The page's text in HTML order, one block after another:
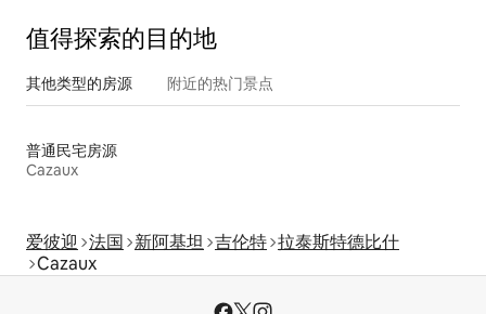
值得探索的目的地
其他类型的房源 附近的热门景点
普通民宅房源
Cazaux
爱彼迎 法国 新阿基坦 吉伦特 拉泰斯特德比什
Cazaux